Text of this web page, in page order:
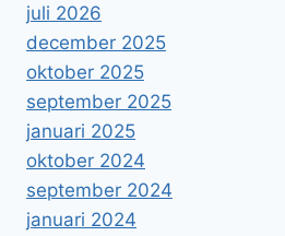
juli 2026
december 2025
oktober 2025
september 2025
januari 2025
oktober 2024
september 2024
januari 2024